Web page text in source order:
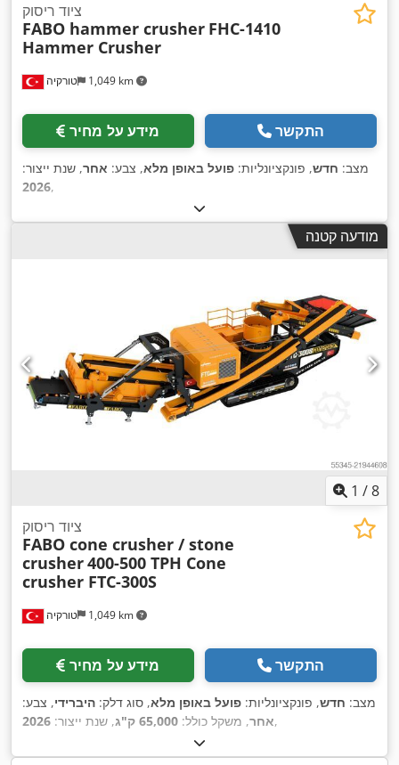
טורקיה 1,049 km
ציוד ריסוק
FABO hammer crusher FHC-1410
Hammer Crusher
מידע על מחיר התקשר
מצב: חדש, פונקציונליות: פועל באופן מלא, צבע: אחר, שנת ייצור:
2026,
מודעה קטנה
1 /8
טורקיה 1,049 km
ציוד ריסוק
FABO cone crusher / stone
crusher400-500 TPH Cone
crusher FTC-300S
מידע על מחיר התקשר
מצב: חדש, פונקציונליות: פועל באופן מלא, סוג דלק: היברידי, צבע:
אחר, משקל כולל: 65,000 ק"ג , שנת ייצור: 2026 ,